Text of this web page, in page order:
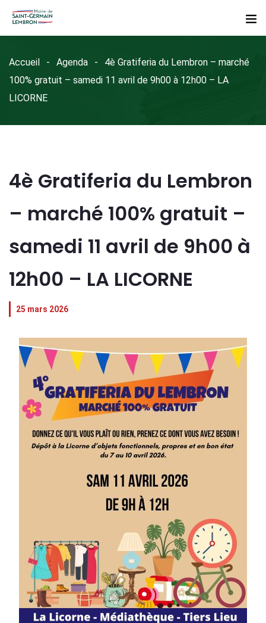
Accueil Agenda
4è Gratiferia du Lembron – marché
100% gratuit – samedi 11 avril de 9h00 à 12h00 – LA
LICORNE
4è Gratiferia du Lembron
– marché 100% gratuit –
samedi 11 avril de 9h00 à
12h00 – LA LICORNE
25 mars 2026